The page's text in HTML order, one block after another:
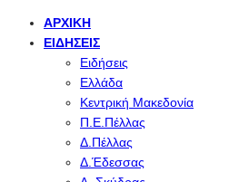
ΑΡΧΙΚΉ
ΕΙΔΉΣΕΙΣ
Ειδήσεις
Ελλάδα
Κεντρική Μακεδονία
Π.Ε.Πέλλας
Δ.Πέλλας
Δ.Έδεσσας